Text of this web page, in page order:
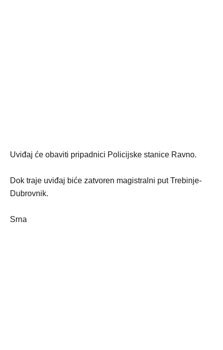
Uviđaj će obaviti pripadnici Policijske stanice Ravno.
Dok traje uviđaj biće zatvoren magistralni put Trebinje-
Dubrovnik.
Srna